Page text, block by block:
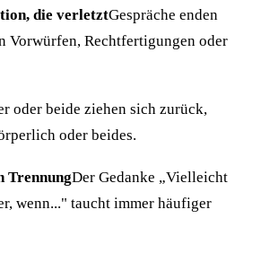
die verletztGespräche enden
Vorwürfen, Rechtfertigungen oder
oder beide ziehen sich zurück,
oder beides.
TrennungDer Gedanke „Vielleicht
wenn..." taucht immer häufiger